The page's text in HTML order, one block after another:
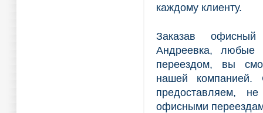
каждому клиенту.
Заказав
Андреевка, любые
переездом, вы
нашей компанией.
предоставляем,
офисными